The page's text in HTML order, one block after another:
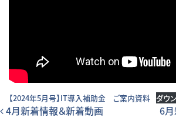
【2024年5月号】IT導入補助金 ご案内資料 ダウ
投稿ナビゲーション
4月新着情報＆新着動画 6